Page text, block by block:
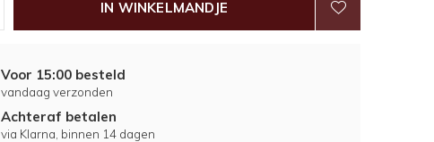
IN WINKELMANDJE
Voor 15:00 besteld
vandaag verzonden
Achteraf betalen
via Klarna, binnen 14 dagen